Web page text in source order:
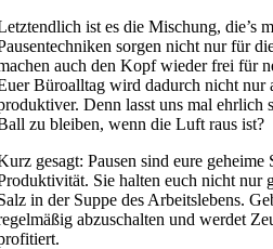
ist es die Mischung, die’s
sorgen nicht nur für
auch den Kopf wieder frei für
Büroalltag wird dadurch nicht nur
Denn lasst uns mal ehrlich
zu bleiben, wenn die Luft raus ist?
gesagt: Pausen sind eure
Sie halten euch nicht nur
in der Suppe des Arbeitslebens.
abzuschalten und werdet